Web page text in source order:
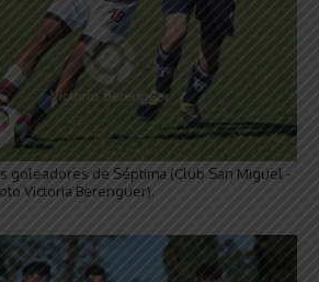
goleadores de Séptima (Club San Miguel -
Victoria Berenguer).